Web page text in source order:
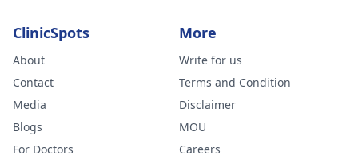
ClinicSpots
About
Contact
Media
Blogs
For Doctors
More
Write for us
Terms and Condition
Disclaimer
MOU
Careers